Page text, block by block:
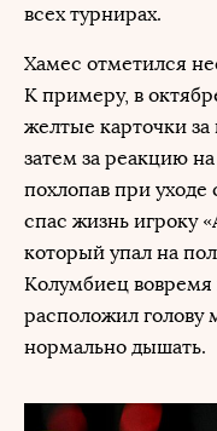
всех турнирах.
Хамес отметился
К примеру, в
желтые карточки
затем за реакцию
похлопав при уходе
спас жизнь игроку
который упал на
Колумбиец вовремя
расположил голову
нормально дышать.